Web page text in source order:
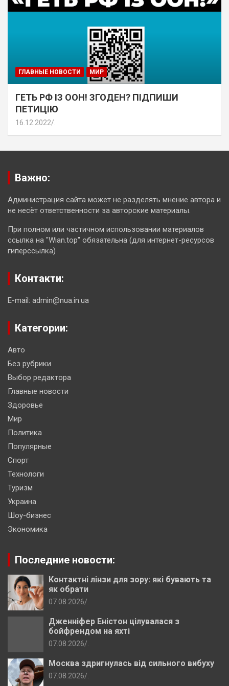
ГЛАВНЫЕ НОВОСТИ МИР
ГЕТЬ РФ ІЗ ООН! ЗГОДЕН? ПІДПИШИ
ПЕТИЦІЮ
16.12.2022
Важно:
Администрация сайта может не разделять мнение автора и
не несёт ответственности за авторские материалы.
При полном или частичном использовании материалов
ссылка на "Wian.top" обязательна (для интернет-ресурсов
гиперссылка)
Контакти:
E-mail: admin@nua.in.ua
Категории:
Авто
Без рубрики
Выбор редактора
Главные новости
Здоровье
Мир
Политика
Популярные
Спорт
Технологи
Туризм
Украина
Шоу-бизнес
Экономика
Последние новости:
Контактні лінзи для зору: які бувають та
як обрати
07.08.2026
Дженніфер Еністон цілувалася з
бойфрендом на яхті
07.08.2026
Москва здригнулась від сильного вибуху
07.08.2026